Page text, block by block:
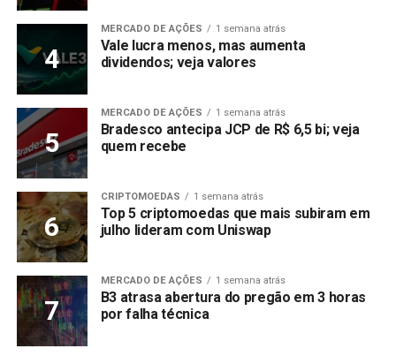
MERCADO DE AÇÕES 1 semana atrás
Vale lucra menos, mas aumenta
dividendos; veja valores
MERCADO DE AÇÕES 1 semana atrás
Bradesco antecipa JCP de R$ 6,5 bi; veja
quem recebe
CRIPTOMOEDAS 1 semana atrás
Top 5 criptomoedas que mais subiram em
julho lideram com Uniswap
MERCADO DE AÇÕES 1 semana atrás
B3 atrasa abertura do pregão em 3 horas
por falha técnica